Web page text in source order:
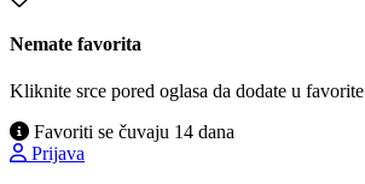
Nemate favorita
Kliknite srce pored oglasa da dodate u favorite
Favoriti se čuvaju 14 dana
Prijava